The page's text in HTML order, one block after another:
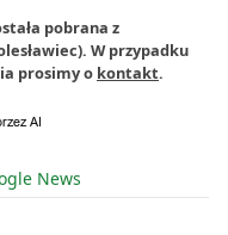
pobrana z
W przypadku
prosimy o kontakt.
News